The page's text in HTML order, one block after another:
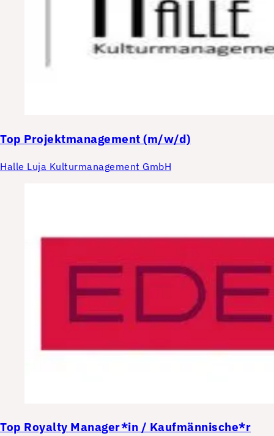
Top Projektmanagement (m/w/d)
Halle Luja Kulturmanagement GmbH
Top Royalty Manager*in / Kaufmännische*r